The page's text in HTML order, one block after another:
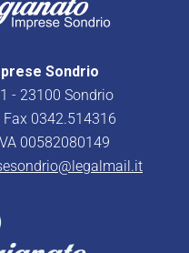
Sondrio
- 23100 Sondrio
Fax 0342.514316
00582080149